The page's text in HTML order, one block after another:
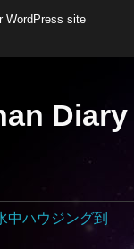
WordPress site
Diary
ハウジング到